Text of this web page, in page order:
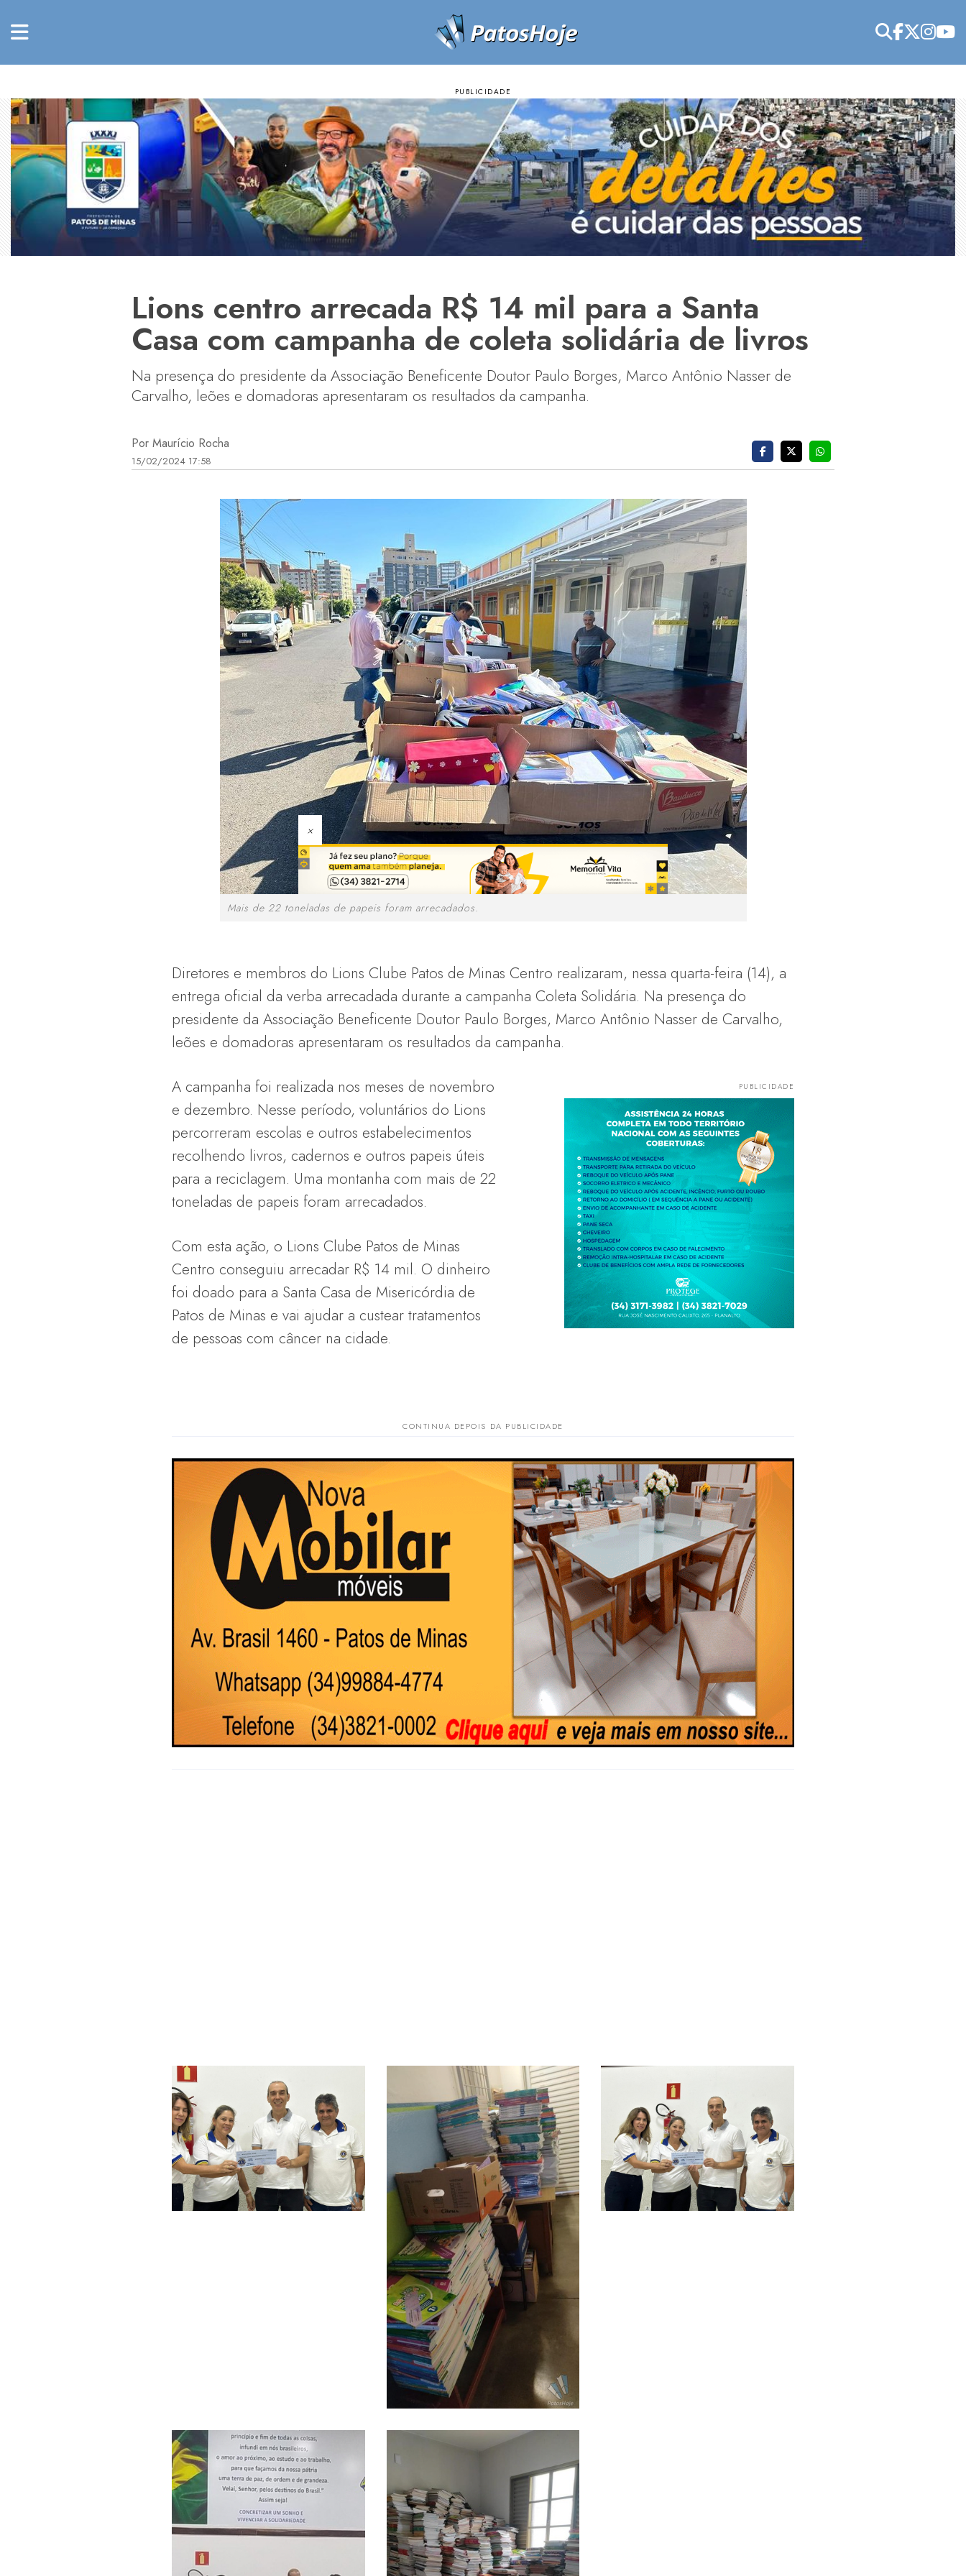
Lions centro arrecada R$ 14 mil para a Santa
Casa com campanha de coleta solidária de livros
Na presença do presidente da Associação Beneficente Doutor Paulo Borges, Marco Antônio Nasser de
Carvalho, leões e domadoras apresentaram os resultados da campanha.
Por Maurício Rocha
15/02/2024 17:58
×
Mais de 22 toneladas de papeis foram arrecadados.
Diretores e membros do Lions Clube Patos de Minas Centro realizaram, nessa quarta-feira (14), a
entrega oficial da verba arrecadada durante a campanha Coleta Solidária. Na presença do
presidente da Associação Beneficente Doutor Paulo Borges, Marco Antônio Nasser de Carvalho,
leões e domadoras apresentaram os resultados da campanha.
A campanha foi realizada nos meses de novembro
e dezembro. Nesse período, voluntários do Lions
percorreram escolas e outros estabelecimentos
recolhendo livros, cadernos e outros papeis úteis
para a reciclagem. Uma montanha com mais de 22
toneladas de papeis foram arrecadados.
Com esta ação, o Lions Clube Patos de Minas
Centro conseguiu arrecadar R$ 14 mil. O dinheiro
foi doado para a Santa Casa de Misericórdia de
Patos de Minas e vai ajudar a custear tratamentos
de pessoas com câncer na cidade.